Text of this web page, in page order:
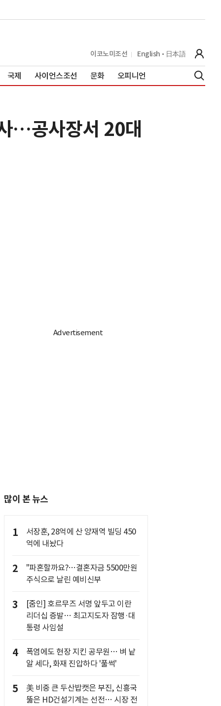
이코노미조선 English 日本語
국제 사이언스조선 문화 오피니언
…공사장서 20대
많이 본 뉴스
1
서장훈, 28억에 산 양재역 빌딩 450
억에 내놨다
2
"파혼할까요?…결혼자금 5500만원
주식으로 날린 예비신부
3
[줌인] 호르무즈 서명 앞두고 이란
리더십 증발… 최고지도자 잠행·대
통령 사임설
4
폭염에도 현장 지킨 공무원… 벼 낱
알 세다, 화재 진압하다 '풀썩'
5
美 비중 큰 두산밥캣은 부진, 신흥국
뚫은 HD건설기계는 선전… 시장 전